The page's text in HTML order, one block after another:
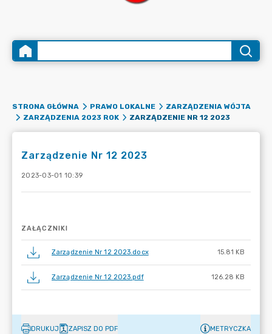
STRONA GŁÓWNA PRAWO LOKALNE
ZARZĄDZENIA WÓJTA
ZARZĄDZENIA 2023 ROK
ZARZĄDZENIE NR 12 2023
Zarządzenie Nr 12 2023
2023-03-01 10:39
ZAŁĄCZNIKI
Zarządzenie Nr 12 2023.docx 15.81 KB
Zarządzenie Nr 12 2023.pdf 126.28 KB
DRUKUJ ZAPISZ DO PDF METRYCZKA